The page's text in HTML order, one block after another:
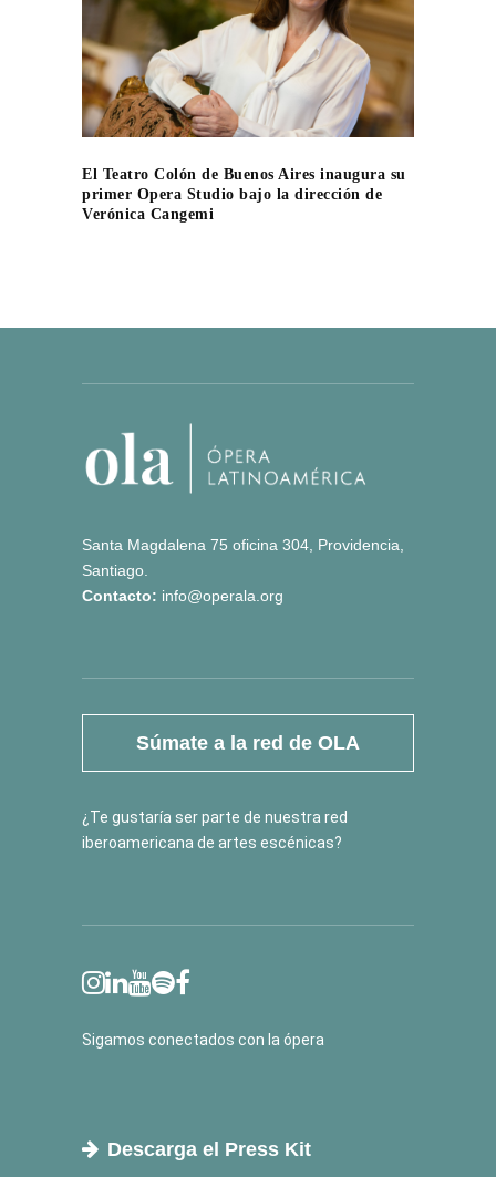
El Teatro Colón de Buenos Aires inaugura su
primer Opera Studio bajo la dirección de
Verónica Cangemi
Santa Magdalena 75 oficina 304, Providencia,
Santiago.
Contacto: info@operala.org
Súmate a la red de OLA
¿Te gustaría ser parte de nuestra red
iberoamericana de artes escénicas?
Sigamos conectados con la ópera
Descarga el Press Kit